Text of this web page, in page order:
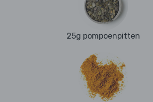
25g pompoenpitten